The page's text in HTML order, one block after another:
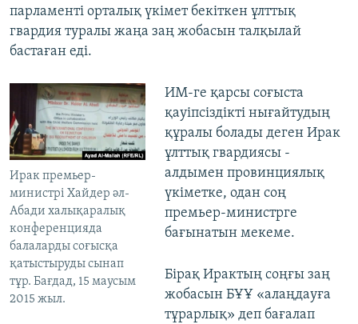
парламенті орталық үкімет бекіткен ұлттық
гвардия туралы жаңа заң жобасын талқылай
бастаған еді.
Ирак премьер-
министрі Хайдер әл-
Абади халықаралық
конференцияда
балаларды соғысқа
қатыстыруды сынап
тұр. Бағдад, 15 маусым
2015 жыл.
ИМ-ге қарсы соғыста
қауіпсіздікті нығайтудың
құралы болады деген Ирак
ұлттық гвардиясы -
алдымен провинциялық
үкіметке, одан соң
премьер-министрге
бағынатын мекеме.
Бірақ Ирактың соңғы заң
жобасын БҰҰ «алаңдауға
тұрарлық» деп бағалап